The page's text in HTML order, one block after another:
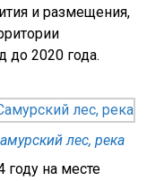
и размещения,
до 2020 года.
лес, река
году на месте